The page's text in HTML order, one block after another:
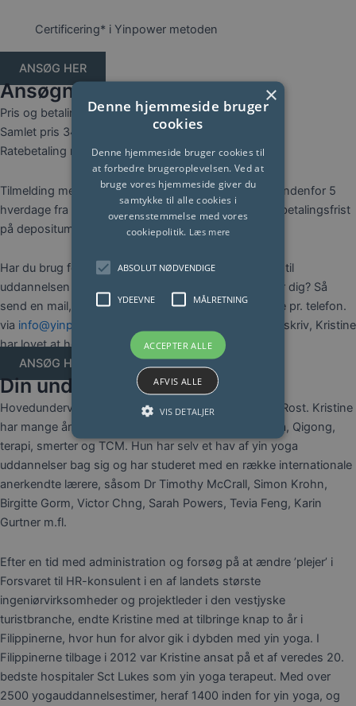
Certificering* i Yinpower metoden
ANSØG HER
Ansøgning
Pris og betaling:
Samlet pris 34.000 kr.
Ratebetaling muligt efter aftale.
Tilmelding med betalingsfrist på depositum 6000 kr indenfor 5
hverdage fra optagelse. Tilmeldinger bindende med betalingsfrist
på depositum indenfor 5 hverdage fra optagelse.
Har du brug for mere information? Har du spørgsmål til
uddannelsen eller er du i tvivl om det er det rigtige for dig? Så
send en mail, så vi kan tage en uforpligtende samtale pr. telefon.
via info@yinpower.dk
. eller chat på Messenger. Bare skriv, Kristine
har lovet at holde sin svartid kort
ANSØG HER
Din underviser
Hovedunderviseren på uddannelse er Kristine Marie Rost. Kristine
har mange års erfaring med bl.a. formidling, Yin yoga, Qigong,
terapi, smerter og TCM. Hun har selv et hav af yin yoga
uddannelser bag sig og har studeret med en række internationale
anerkendte lærere, såsom Dr Timothy McCrall, Simon Krohn,
Birgitte Gorm, Victor Chng, Sarah Powers, Tevia Feng, Karin
Gurtner m.fl.
Efter en tid med administration og forsøg på at ændre ’plejer’ i
Forsvaret til HR-konsulent i en af landets største
ingeniørvirksomheder og projektleder i den vestjyske
turistbranche, endte Kristine med at tilbringe knap to år i
Filippinerne, hvor hun for alvor gik i dybden med yin yoga. I
Filippinerne tilbage i 2012 var Kristine ansat på et af veredes 20.
bedste hospitaler Sct Lukes som yin yoga terapeut. Med over
2500 yogauddannelsestimer, heraf 1400 inden for yin yoga, og
×
Denne hjemmeside bruger
cookies
Denne hjemmeside bruger cookies til
at forbedre brugeroplevelsen. Ved at
bruge vores hjemmeside giver du
samtykke til alle cookies i
overensstemmelse med vores
cookiepolitik. Læs mere
ABSOLUT NØDVENDIGE
YDEEVNE MÅLRETNING
ACCEPTER ALLE
AFVIS ALLE
VIS DETALJER